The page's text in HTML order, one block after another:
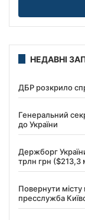
НЕДАВНІ
ДБР розкрило
Генеральний
до України
Держборг
трлн грн ($213,3
Повернути місту
пресслужба